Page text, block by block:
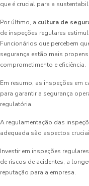
que é crucial para a
Por último, a cultura de
de inspeções regulares
Funcionários que percebem
segurança estão mais
comprometimento e eficiência.
Em resumo, as inspeções em
para garantir a segurança
regulatória.
A regulamentação das
adequada são aspectos
Investir em inspeções
de riscos de acidentes, a
reputação para a empresa.